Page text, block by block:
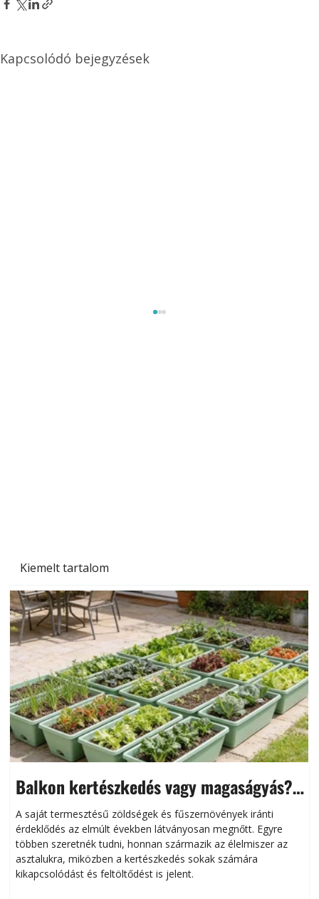
Kiemelt tartalom
Balkon kertészkedés vagy magaságyás?
Helytakarékos kertészkedés
A saját termesztésű zöldségek és fűszernövények iránti
érdeklődés az elmúlt években látványosan megnőtt. Egyre
többen szeretnék tudni, honnan származik az élelmiszer az
asztalukra, miközben a kertészkedés sokak számára
kikapcsolódást és feltöltődést is jelent.
Kapcsolódó bejegyzések